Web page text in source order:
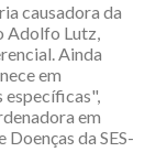
causadora da
Adolfo Lutz,
Ainda
em
específicas",
em
da SES-